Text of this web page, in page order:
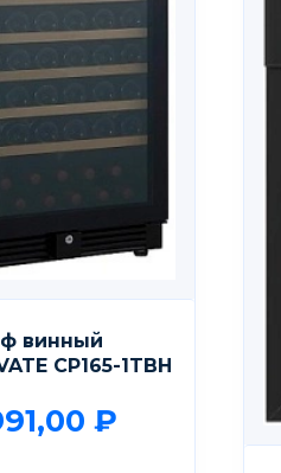
винный
CP165-1TBH
₽